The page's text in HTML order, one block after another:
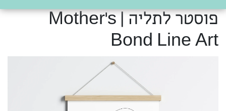
פוסטר לתליה | Mother’s
Bond Line Art